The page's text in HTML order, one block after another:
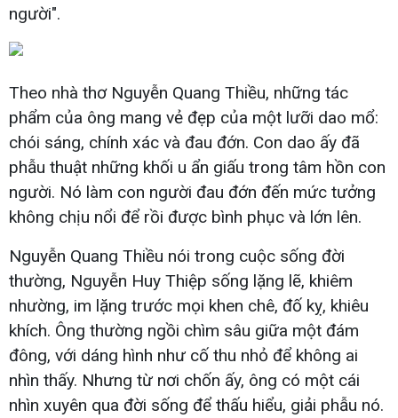
người".
Theo nhà thơ Nguyễn Quang Thiều, những tác
phẩm của ông mang vẻ đẹp của một lưỡi dao mổ:
chói sáng, chính xác và đau đớn. Con dao ấy đã
phẫu thuật những khối u ẩn giấu trong tâm hồn con
người. Nó làm con người đau đớn đến mức tưởng
không chịu nổi để rồi được bình phục và lớn lên.
Nguyễn Quang Thiều nói trong cuộc sống đời
thường, Nguyễn Huy Thiệp sống lặng lẽ, khiêm
nhường, im lặng trước mọi khen chê, đố kỵ, khiêu
khích. Ông thường ngồi chìm sâu giữa một đám
đông, với dáng hình như cố thu nhỏ để không ai
nhìn thấy. Nhưng từ nơi chốn ấy, ông có một cái
nhìn xuyên qua đời sống để thấu hiểu, giải phẫu nó.